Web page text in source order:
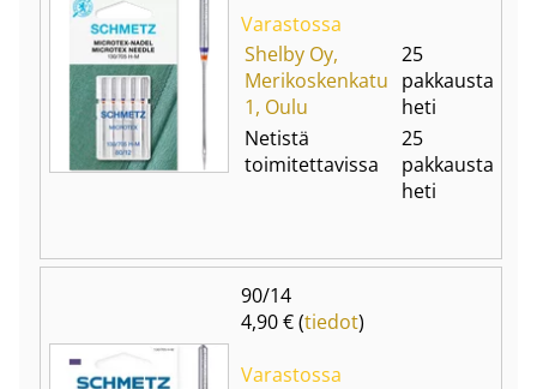
Varastossa
Shelby Oy,
Merikoskenkatu
1, Oulu
25
pakkausta
heti
Netistä
toimitettavissa
25
pakkausta
heti
90/14
4,90 € (tiedot)
Varastossa